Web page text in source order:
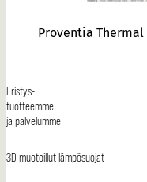
Proventia
Eristys-
tuotteemme
ja palvelumme
3D-muotoillut lämpösuojat